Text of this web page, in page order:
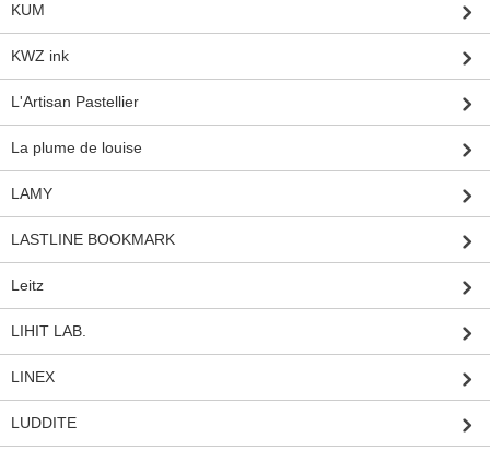
KUM
KWZ ink
L'Artisan Pastellier
La plume de louise
LAMY
LASTLINE BOOKMARK
Leitz
LIHIT LAB.
LINEX
LUDDITE